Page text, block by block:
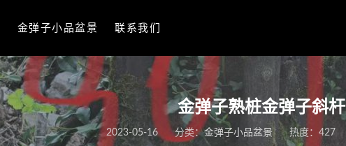
金弹子小品盆景 联系我们
金弹子熟桩金弹子斜杆
2023-05-16 分类：金弹子小品盆景 热度：427